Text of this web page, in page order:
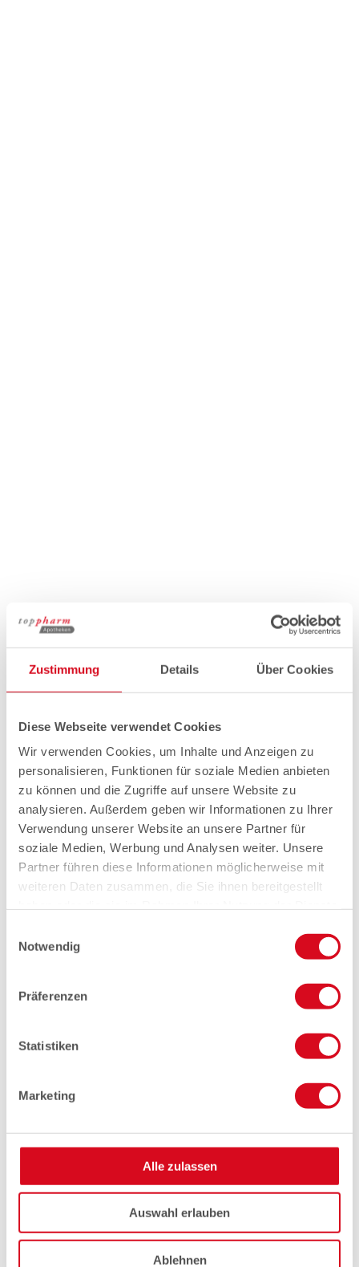
Zustimmung Details Über Cookies
Diese Webseite verwendet Cookies
Wir verwenden Cookies, um Inhalte und Anzeigen zu
personalisieren, Funktionen für soziale Medien anbieten
zu können und die Zugriffe auf unsere Website zu
analysieren. Außerdem geben wir Informationen zu Ihrer
Verwendung unserer Website an unsere Partner für
soziale Medien, Werbung und Analysen weiter. Unsere
Partner führen diese Informationen möglicherweise mit
weiteren Daten zusammen, die Sie ihnen bereitgestellt
Notwendig
Präferenzen
Statistiken
Marketing
Alle zulassen
Auswahl erlauben
Ablehnen